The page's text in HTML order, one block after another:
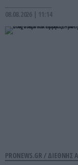
08.08.2026 | 11:14
PRONEWS.GR / ΔΙΕΘΝΗΣ